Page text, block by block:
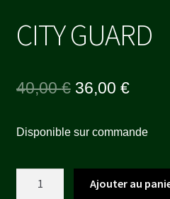
CITY GUARD
40,00€ Le
initial
40,00 €.
36,00 €Le
actuel
36,00
Disponible sur commande
Ajouter au